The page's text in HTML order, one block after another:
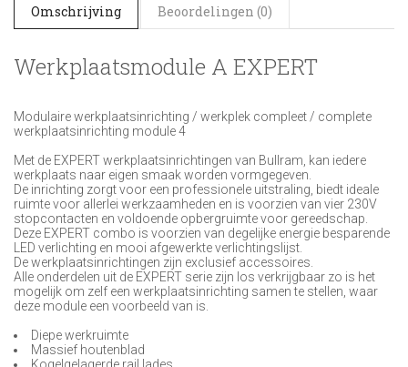
Omschrijving Beoordelingen (0)
Werkplaatsmodule A EXPERT
Modulaire werkplaatsinrichting / werkplek compleet / complete
werkplaatsinrichting module 4
Met de EXPERT werkplaatsinrichtingen van Bullram, kan iedere
werkplaats naar eigen smaak worden vormgegeven.
De inrichting zorgt voor een professionele uitstraling, biedt ideale
ruimte voor allerlei werkzaamheden en is voorzien van vier 230V
stopcontacten en voldoende opbergruimte voor gereedschap.
Deze EXPERT combo is voorzien van degelijke energie besparende
LED verlichting en mooi afgewerkte verlichtingslijst.
De werkplaatsinrichtingen zijn exclusief accessoires.
Alle onderdelen uit de EXPERT serie zijn los verkrijgbaar zo is het
mogelijk om zelf een werkplaatsinrichting samen te stellen, waar
deze module een voorbeeld van is.
Diepe werkruimte
Massief houtenblad